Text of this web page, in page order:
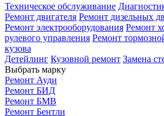
Техническое обслуживание
Ремонт двигателя Ремонт дизельных
Ремонт электрооборудования Ремонт
рулевого управления Ремонт
кузова
Детейлинг Кузовной ремонт Замена
Выбрать марку
Ремонт Ауди
Ремонт БИД
Ремонт БМВ
Ремонт Бентли